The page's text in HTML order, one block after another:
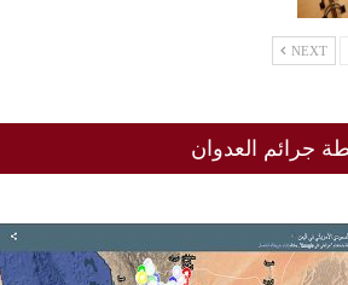
NEXT
جرائم العدوان